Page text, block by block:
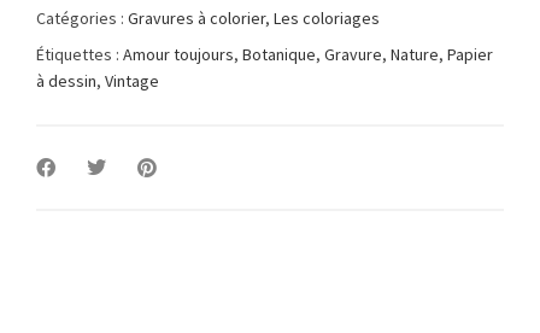
Catégories : Gravures à colorier, Les coloriages
Étiquettes : Amour toujours, Botanique, Gravure, Nature, Papier
à dessin, Vintage